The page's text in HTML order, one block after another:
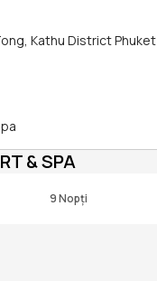
Kathu District Phuket
& SPA
9 Nopți